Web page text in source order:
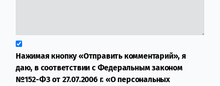
Нажимая кнопку «Отправить комментарий», я
даю, в соответствии с Федеральным законом
№152-ФЗ от 27.07.2006 г. «О персональных